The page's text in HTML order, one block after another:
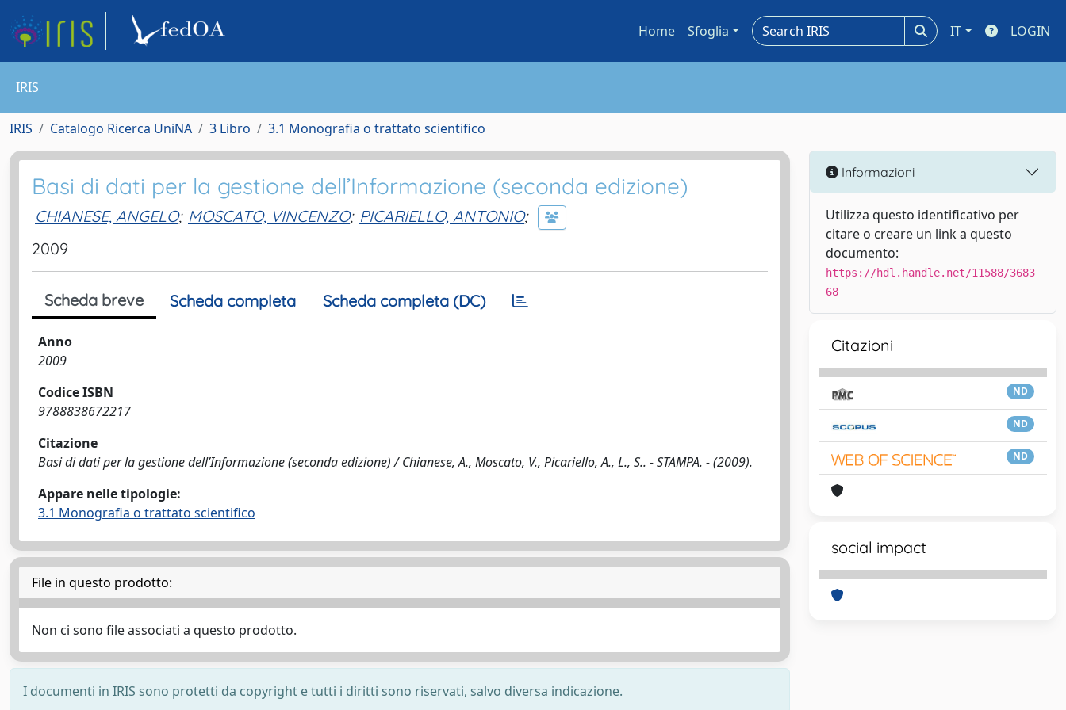
Home Sfoglia IT LOGIN
IRIS
IRIS Catalogo Ricerca UniNA 3 Libro 3.1 Monografia o trattato scientifico
Basi di dati per la gestione dell’Informazione (seconda edizione)
CHIANESE, ANGELO; MOSCATO, VINCENZO; PICARIELLO, ANTONIO;
2009
Scheda breve Scheda completa Scheda completa (DC)
Anno
2009
Codice ISBN
9788838672217
Citazione
Basi di dati per la gestione dell’Informazione (seconda edizione) / Chianese, A., Moscato, V., Picariello, A., L., S.. - STAMPA. - (2009).
Appare nelle tipologie:
3.1 Monografia o trattato scientifico
File in questo prodotto:
Non ci sono file associati a questo prodotto.
I documenti in IRIS sono protetti da copyright e tutti i diritti sono riservati, salvo diversa indicazione.
Informazioni
Utilizza questo identificativo per
citare o creare un link a questo
documento:
https://hdl.handle.net/11588/3683
68
Citazioni
ND
ND
ND
social impact